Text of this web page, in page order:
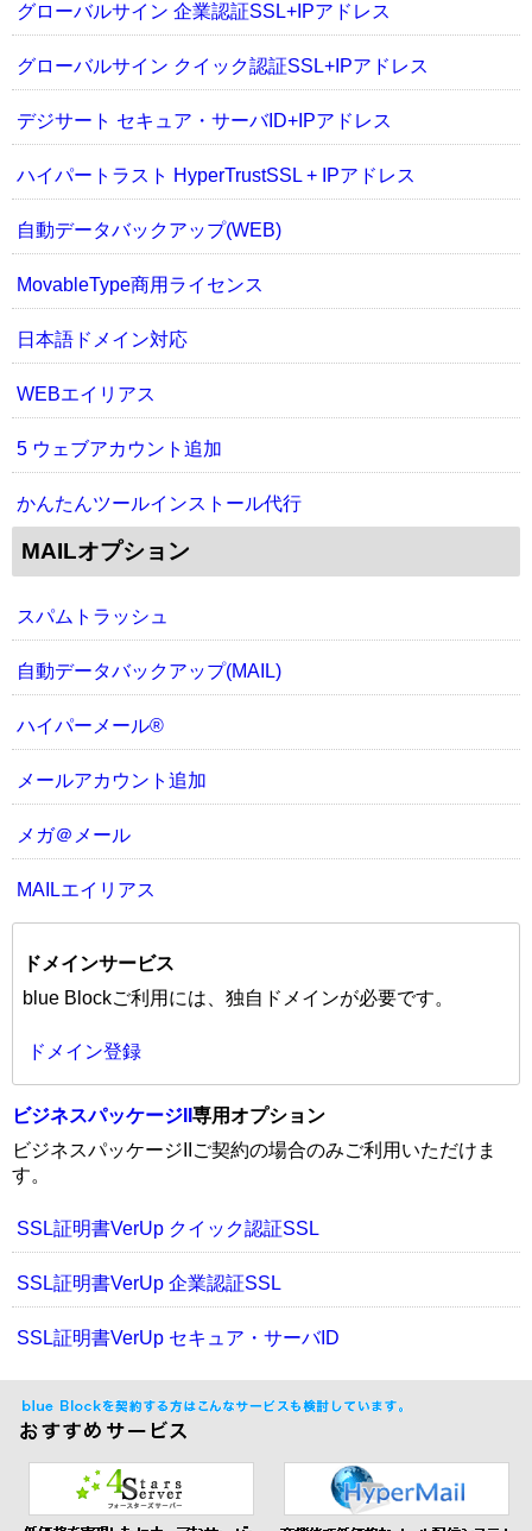
グローバルサイン 企業認証SSL+IPアドレス
グローバルサイン クイック認証SSL+IPアドレス
デジサート セキュア・サーバID+IPアドレス
ハイパートラスト HyperTrustSSL + IPアドレス
自動データバックアップ(WEB)
MovableType商用ライセンス
日本語ドメイン対応
WEBエイリアス
5 ウェブアカウント追加
かんたんツールインストール代行
MAILオプション
スパムトラッシュ
自動データバックアップ(MAIL)
ハイパーメール®
メールアカウント追加
メガ＠メール
MAILエイリアス
ドメインサービス
blue Blockご利用には、独自ドメインが必要です。
ドメイン登録
ビジネスパッケージII 専用オプション
ビジネスパッケージIIご契約の場合のみご利用いただけま
す。
SSL証明書VerUp クイック認証SSL
SSL証明書VerUp 企業認証SSL
SSL証明書VerUp セキュア・サーバID